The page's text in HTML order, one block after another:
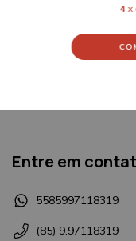
4 x
Entre em
5585997118319
(85) 9.97118319